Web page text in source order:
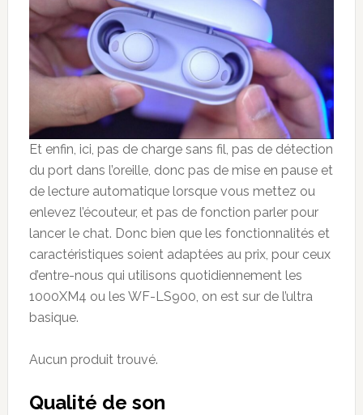
Et enfin, ici, pas de charge sans fil, pas de détection
du port dans l’oreille, donc pas de mise en pause et
de lecture automatique lorsque vous mettez ou
enlevez l’écouteur, et pas de fonction parler pour
lancer le chat. Donc bien que les fonctionnalités et
caractéristiques soient adaptées au prix, pour ceux
d’entre-nous qui utilisons quotidiennement les
1000XM4 ou les WF-LS900, on est sur de l’ultra
basique.
Aucun produit trouvé.
Qualité de son